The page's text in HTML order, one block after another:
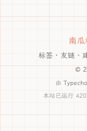
南
标签 · 友链 ·
©
由 Typecho
本站已运行